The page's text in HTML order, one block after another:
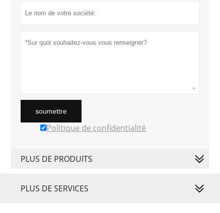
soumettre
Politique de confidentialité
PLUS DE PRODUITS
PLUS DE SERVICES